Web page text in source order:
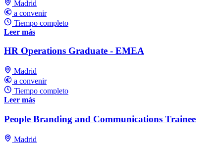
Madrid
a convenir
Tiempo completo
Leer más
HR Operations Graduate - EMEA
Madrid
a convenir
Tiempo completo
Leer más
People Branding and Communications Trainee
Madrid